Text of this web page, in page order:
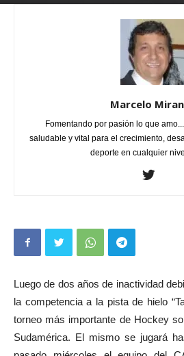
Marcelo
Fomentando por pasión lo que
saludable y vital para el crecimiento,
deporte en cualquier
Luego de dos años de inactividad
la competencia a la pista de hielo
torneo más importante de Hockey
Sudamérica. El mismo se jugará